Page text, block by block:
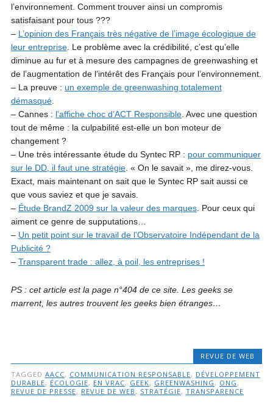
l’environnement. Comment trouver ainsi un compromis
satisfaisant pour tous ???
– L’opinion des Français très négative de l’image écologique de
leur entreprise. Le problème avec la crédibilité, c’est qu’elle
diminue au fur et à mesure des campagnes de greenwashing et
de l’augmentation de l’intérêt des Français pour l’environnement.
– La preuve : un exemple de greenwashing totalement
démasqué.
– Cannes : l’affiche choc d’ACT Responsible. Avec une question
tout de même : la culpabilité est-elle un bon moteur de
changement ?
– Une très intéressante étude du Syntec RP : pour communiquer
sur le DD, il faut une stratégie. « On le savait », me direz-vous.
Exact, mais maintenant on sait que le Syntec RP sait aussi ce
que vous saviez et que je savais.
– Étude BrandZ 2009 sur la valeur des marques. Pour ceux qui
aiment ce genre de supputations…
– Un petit point sur le travail de l’Observatoire Indépendant de la
Publicité ?
– Transparent trade : allez, à poil, les entreprises !
PS : cet article est la page n°404 de ce site. Les geeks se
marrent, les autres trouvent les geeks bien étranges…
REVUE DE WEB
TAGGED AACC, COMMUNICATION RESPONSABLE, DÉVELOPPEMENT
DURABLE, ÉCOLOGIE, EN VRAC, GEEK, GREENWASHING , ONG ,
REVUE DE PRESSE, REVUE DE WEB , STRATÉGIE, TRANSPARENCE